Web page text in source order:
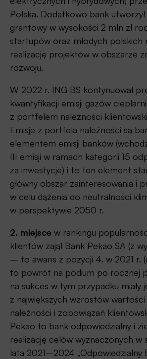
Polska. Dodatkowo bank
grantowy w wysokości 2 mln zł
startupów oraz ­młodych polskich
realizację projektów w obszarze
rozwoju.
W 2022 r. ING BS kontynuował
kwantyfikacji emisji gazów
z portfelem należności
Emisje z portfela należności są
elementem emisji banków
III emisji w ramach kategorii 15
za inwestycje) i to ten element
główny obszar zainteresowania i
w celu dążenia do neutralności
w perspektywie 2050 r.
2. miejsce w rankingu
klientów zajął Bank Pekao SA (z
– to awans z pozycji 4. w 2021 r.
to powrót na podium po rocznej
na sukces w tym przypadku miały
z największych wzrostów
należności i zobowiązań
Pekao to bank odpowiedzialny i
realizację celów wyznaczonych w
lata 2021–2024 „Odpowiedzialny